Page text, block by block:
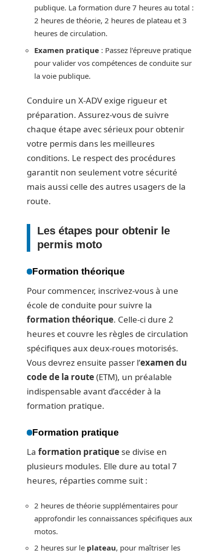
publique. La formation dure 7 heures au total :
2 heures de théorie, 2 heures de plateau et 3
heures de circulation.
Examen pratique : Passez l’épreuve pratique
pour valider vos compétences de conduite sur
la voie publique.
Conduire un X-ADV exige rigueur et
préparation. Assurez-vous de suivre
chaque étape avec sérieux pour obtenir
votre permis dans les meilleures
conditions. Le respect des procédures
garantit non seulement votre sécurité
mais aussi celle des autres usagers de la
route.
Les étapes pour obtenir le
permis moto
Formation théorique
Pour commencer, inscrivez-vous à une
école de conduite pour suivre la
formation théorique. Celle-ci dure 2
heures et couvre les règles de circulation
spécifiques aux deux-roues motorisés.
Vous devrez ensuite passer l’examen du
code de la route(ETM), un préalable
indispensable avant d’accéder à la
formation pratique.
Formation pratique
La formation pratique se divise en
plusieurs modules. Elle dure au total 7
heures, réparties comme suit :
2 heures de théorie supplémentaires pour
approfondir les connaissances spécifiques aux
motos.
2 heures sur le plateau, pour maîtriser les